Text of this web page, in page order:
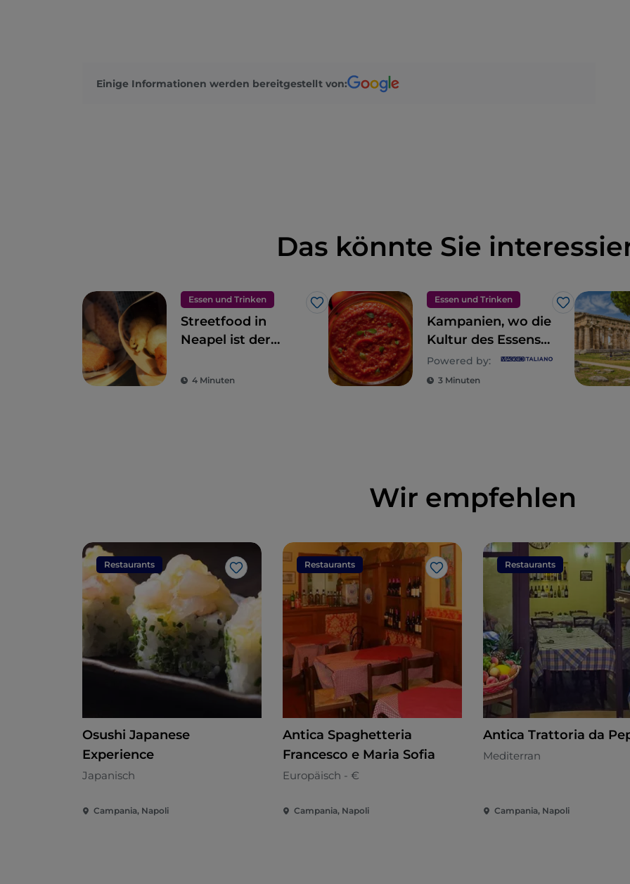
Einige Informationen werden bereitgestellt von:
Das könnte Sie
Essen und Trinken
Like
Streetfood in
Neapel ist der
Gaumenschmauses
4 Minuten
Essen und Trinken
Like
Kampanien, wo die
Kultur des Essens
eine Lebensart ist
Powered by:
3 Minuten
Wir empfehlen
Restaurants
Like
Osushi Japanese
Experience
Japanisch
Campania, Napoli
Restaurants
Like
Antica Spaghetteria
Francesco e Maria Sofia
Europäisch - €
Campania, Napoli
Restaurants
Antica Trattoria da
Mediterran
Campania, Napoli